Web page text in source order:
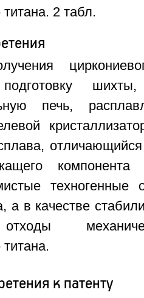
2 табл.
печь,
техногенные
а в качестве
титана.
к патенту